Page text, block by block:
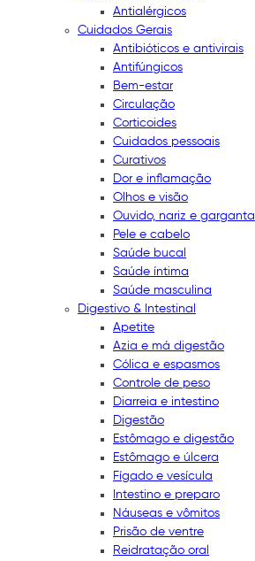
Antialérgicos
Cuidados Gerais
Antibióticos e antivirais
Antifúngicos
Bem-estar
Circulação
Corticoides
Cuidados pessoais
Curativos
Dor e inflamação
Olhos e visão
Ouvido, nariz e garganta
Pele e cabelo
Saúde bucal
Saúde íntima
Saúde masculina
Digestivo & Intestinal
Apetite
Azia e má digestão
Cólica e espasmos
Controle de peso
Diarreia e intestino
Digestão
Estômago e digestão
Estômago e úlcera
Fígado e vesícula
Intestino e preparo
Náuseas e vômitos
Prisão de ventre
Reidratação oral